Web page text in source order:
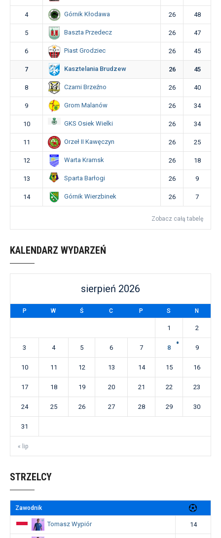
4 Górnik Kłodawa 26 48
5 Baszta Przedecz 26 47
6 Piast Grodziec 26 45
7 Kasztelania Brudzew 26 45
8 Czarni Brzeźno 26 40
9 Grom Malanów 26 34
10 GKS Osiek Wielki 26 34
11 Orzeł II Kawęczyn 26 25
12 Warta Kramsk 26 18
13 Sparta Barłogi 26 9
14 Górnik Wierzbinek 26 7
Zobacz całą tabelę
KALENDARZ WYDARZEŃ
sierpień 2026
P W Ś C P S N
« lip
1 2
3 4 5 6 7 8 9
10 11 12 13 14 15 16
17 18 19 20 21 22 23
24 25 26 27 28 29 30
31
STRZELCY
Zawodnik
Tomasz Wypiór 14